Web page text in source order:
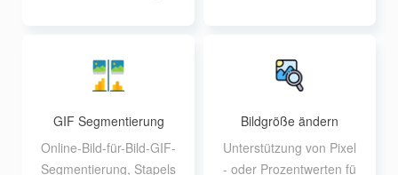
GIF Segmentierung
Online-Bild-für-Bild-GIF-
Segmentierung, Stapels
Bildgröße ändern
Unterstützung von Pixel
- oder Prozentwerten fü